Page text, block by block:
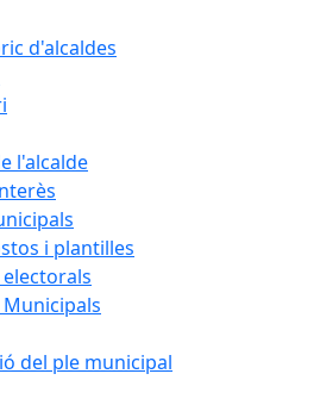
d'alcaldes
l'alcalde
i plantilles
Municipals
del ple municipal